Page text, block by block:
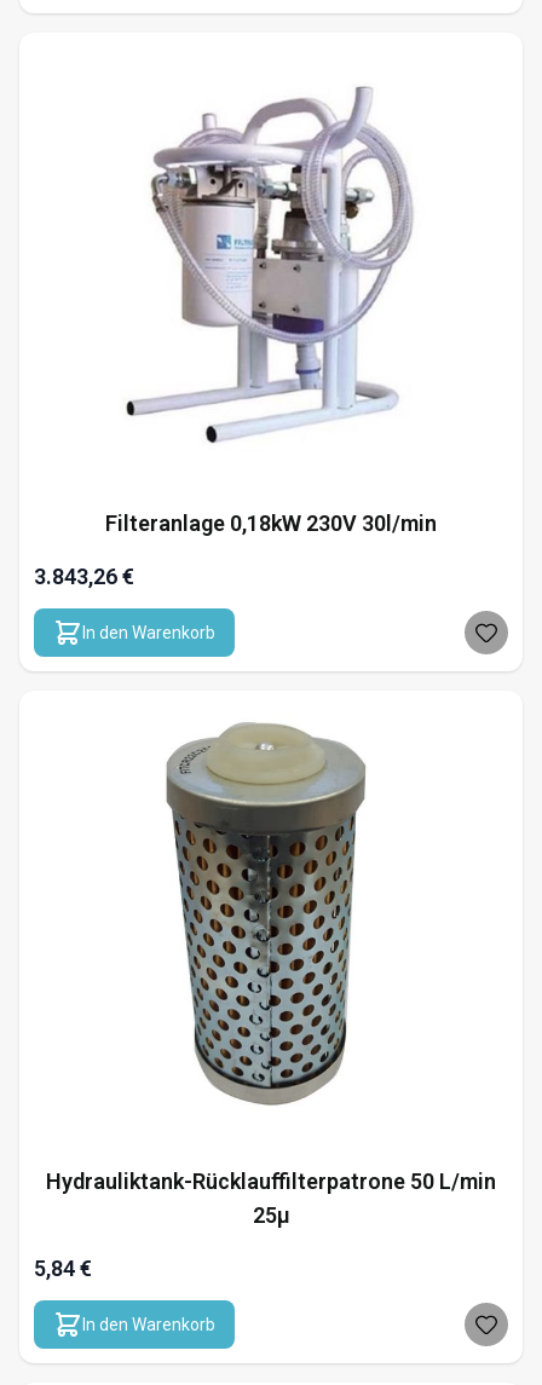
Filteranlage 0,18kW 230V 30l/min
3.843,26 €
In den Warenkorb
Hydrauliktank-Rücklauffilterpatrone 50 L/min
25µ
5,84 €
In den Warenkorb